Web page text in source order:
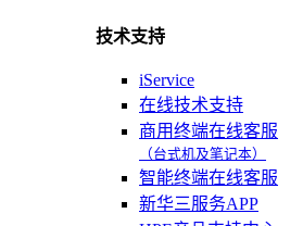
技术支持
iService
在线技术支持
商用终端在线客服
（台式机及笔记本）
智能终端在线客服
新华三服务APP